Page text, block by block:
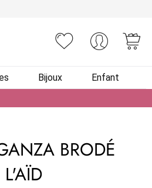
Bijoux Enfant
BRODÉ